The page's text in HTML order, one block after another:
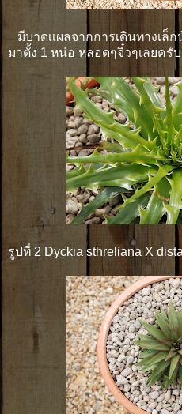
มีบาดเเผลจากการเดินทางเล็
มาตั้ง 1 หน่อ หลอดๆจิ๋วๆเลยครับ
รูปที่ 2 Dyckia sthreliana X